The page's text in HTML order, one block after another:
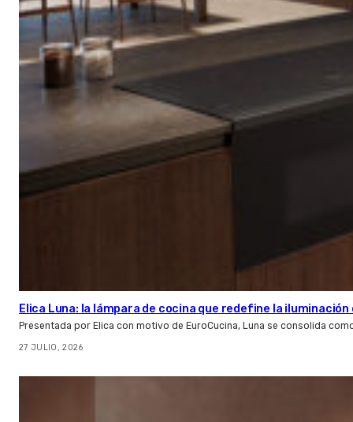
Elica Luna: la lámpara de cocina que redefine la
Presentada por Elica con motivo de EuroCucina, Luna se consolida
27 JULIO, 2026